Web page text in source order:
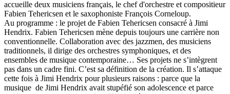
accueille deux musiciens français, le chef d'orchestre et compositieur
Fabien Tehericsen et le saxophoniste François Corneloup.
Au programme : le projet de Fabien Tehericsen consacré à Jimi
Hendrix. Fabien Tehericsen mène depuis toujours une carrière non
conventionnelle. Collaboration avec des jazzmen, des musiciens
traditionnels, il dirige des orchestres symphoniques, et des
ensembles de musique contemporaine… Ses projets ne s’intègrent
pas dans un cadre fini. C’est sa définition de la création. Il s’attaque
cette fois à Jimi Hendrix pour plusieurs raisons : parce que la
musique de Jimi Hendrix avait stupéfié son adolescence et parce